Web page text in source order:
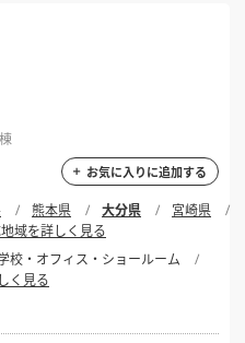
といったインフラを契約前に確
件を選んでいただけます。
か）／美容室・サロン／クリ
店
イン設計／実施設計／内装施工／
什器・造作／看板・サイン／各
のみのご依頼もご相談いただけ
お気に入りに追加する
熊本県 大分県
宮崎県
域を詳しく見る
校・オフィス・ショールーム
く見る